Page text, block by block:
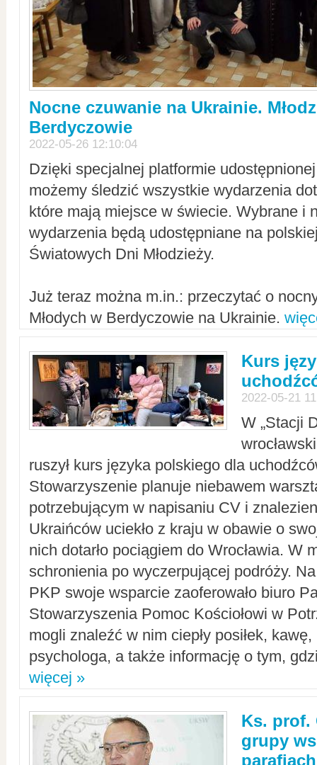
Nocne czuwanie na Ukrainie.
Berdyczowie
2022-05-26 12:10:04
Dzięki specjalnej platformie
możemy śledzić wszystkie wydarzenia
które mają miejsce w świecie. Wybrane i
wydarzenia będą udostępniane na
Światowych Dni Młodzieży.
Już teraz można m.in.: przeczytać o
Młodych w Berdyczowie na Ukrainie.
Kurs
2022-05-21
W „Stacji
ruszył kurs języka polskiego dla
Stowarzyszenie planuje niebawem
potrzebującym w napisaniu CV i
Ukraińców uciekło z kraju w obawie o
nich dotarło pociągiem do Wrocławia. W
schronienia po wyczerpującej podróży.
PKP swoje wsparcie zaoferowało biuro
Stowarzyszenia Pomoc Kościołowi w
mogli znaleźć w nim ciepły posiłek,
psychologa, a także informację o tym,
więcej »
Ks. prof.
grupy
parafiach